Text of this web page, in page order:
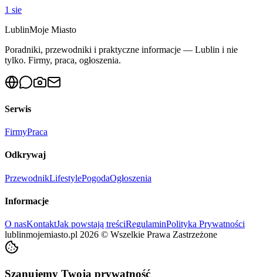
1 sie
LublinMoje Miasto
Poradniki, przewodniki i praktyczne informacje — Lublin i nie
tylko. Firmy, praca, ogłoszenia.
Serwis
FirmyPraca
Odkrywaj
PrzewodnikLifestylePogodaOgłoszenia
Informacje
O nasKontaktJak powstają treściRegulaminPolityka Prywatności
lublinmojemiasto.pl 2026 © Wszelkie Prawa Zastrzeżone
Szanujemy Twoją prywatność